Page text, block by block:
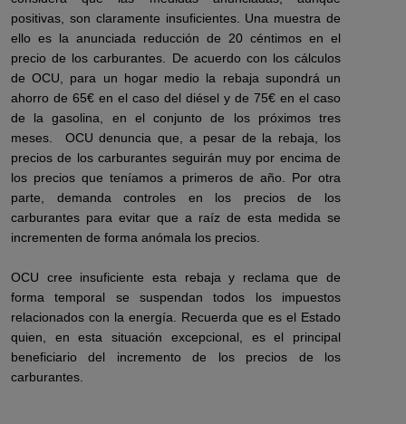
positivas, son claramente insuficientes. Una muestra de
ello es la anunciada reducción de 20 céntimos en el
precio de los carburantes. De acuerdo con los cálculos
de OCU, para un hogar medio la rebaja supondrá un
ahorro de 65€ en el caso del diésel y de 75€ en el caso
de la gasolina, en el conjunto de los próximos tres
meses. OCU denuncia que, a pesar de la rebaja, los
precios de los carburantes seguirán muy por encima de
los precios que teníamos a primeros de año. Por otra
parte, demanda controles en los precios de los
carburantes para evitar que a raíz de esta medida se
incrementen de forma anómala los precios.
OCU cree insuficiente esta rebaja y reclama que de
forma temporal se suspendan todos los impuestos
relacionados con la energía. Recuerda que es el Estado
quien, en esta situación excepcional, es el principal
beneficiario del incremento de los precios de los
carburantes.